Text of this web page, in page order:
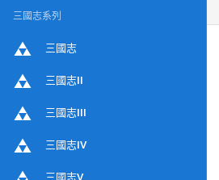
三國志系列
三國志
三國志II
三國志III
三國志IV
三國志V